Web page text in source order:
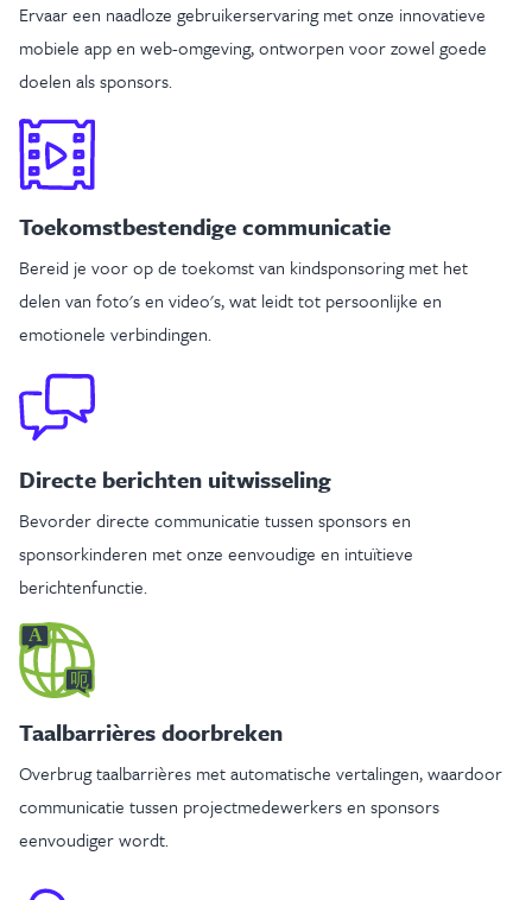
Ervaar een naadloze gebruikerservaring met onze innovatieve
mobiele app en web-omgeving, ontworpen voor zowel goede
doelen als sponsors.
Toekomstbestendige communicatie
Bereid je voor op de toekomst van kindsponsoring met het
delen van foto's en video's, wat leidt tot persoonlijke en
emotionele verbindingen.
Directe berichten uitwisseling
Bevorder directe communicatie tussen sponsors en
sponsorkinderen met onze eenvoudige en intuïtieve
berichtenfunctie.
A
呃
Taalbarrières doorbreken
Overbrug taalbarrières met automatische vertalingen, waardoor
communicatie tussen projectmedewerkers en sponsors
eenvoudiger wordt.